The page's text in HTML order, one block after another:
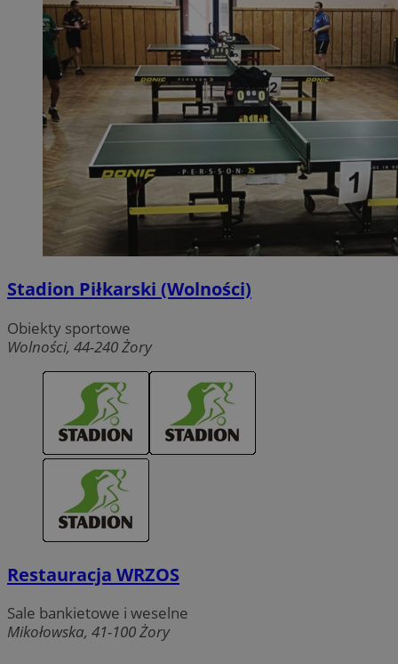
Stadion Piłkarski (Wolności)
Obiekty sportowe
Wolności, 44-240 Żory
Restauracja WRZOS
Sale bankietowe i weselne
Mikołowska, 41-100 Żory